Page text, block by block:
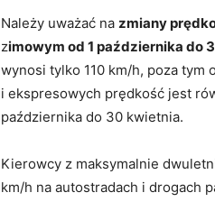
Należy uważać na zmiany
zimowym od 1 października do
wynosi tylko 110 km/h, poza tym
i ekspresowych prędkość jest
października do 30 kwietnia.
Kierowcy z maksymalnie
km/h na autostradach i drogach